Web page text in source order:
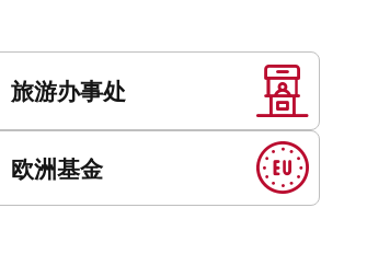
旅游办事处
欧洲基金